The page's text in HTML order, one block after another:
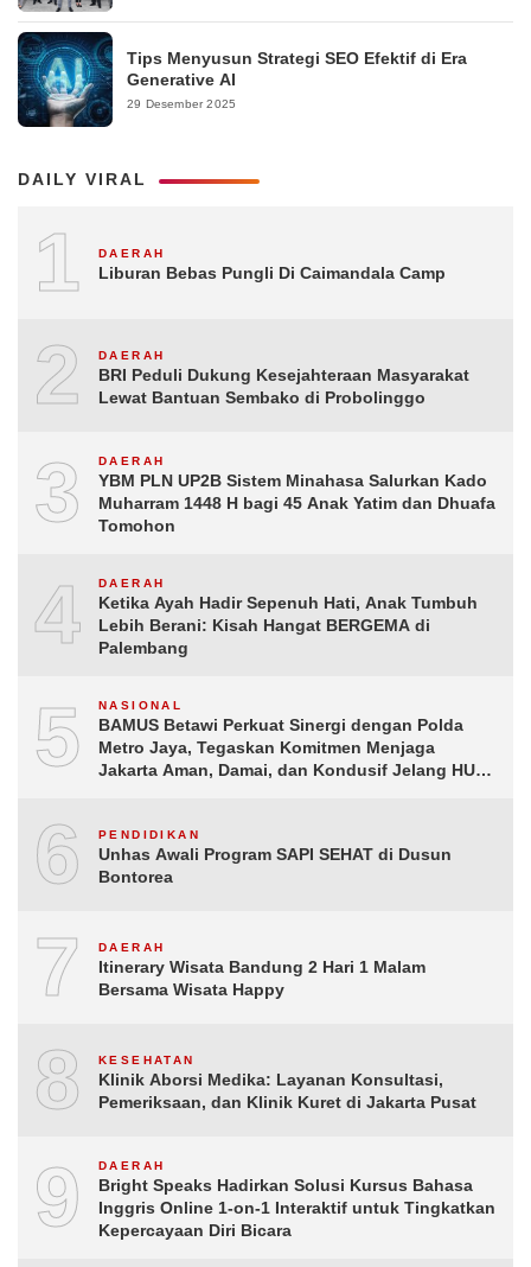
Tips Menyusun Strategi SEO Efektif di Era
Generative AI
29 Desember 2025
DAILY VIRAL
1 DAERAH
Liburan Bebas Pungli Di Caimandala Camp
2 DAERAH
BRI Peduli Dukung Kesejahteraan Masyarakat
Lewat Bantuan Sembako di Probolinggo
3 DAERAH
YBM PLN UP2B Sistem Minahasa Salurkan Kado
Muharram 1448 H bagi 45 Anak Yatim dan Dhuafa
Tomohon
4 DAERAH
Ketika Ayah Hadir Sepenuh Hati, Anak Tumbuh
Lebih Berani: Kisah Hangat BERGEMA di
Palembang
5 NASIONAL
BAMUS Betawi Perkuat Sinergi dengan Polda
Metro Jaya, Tegaskan Komitmen Menjaga
Jakarta Aman, Damai, dan Kondusif Jelang HUT
6 PENDIDIKAN
Unhas Awali Program SAPI SEHAT di Dusun
Bontorea
7 DAERAH
Itinerary Wisata Bandung 2 Hari 1 Malam
Bersama Wisata Happy
8 KESEHATAN
Klinik Aborsi Medika: Layanan Konsultasi,
Pemeriksaan, dan Klinik Kuret di Jakarta Pusat
9 DAERAH
Bright Speaks Hadirkan Solusi Kursus Bahasa
Inggris Online 1-on-1 Interaktif untuk Tingkatkan
Kepercayaan Diri Bicara